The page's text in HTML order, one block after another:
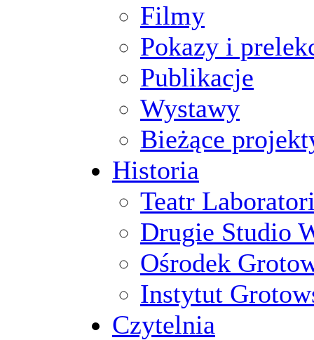
Filmy
Pokazy i
Publikacje
Wystawy
Bieżące
Historia
Teatr
Drugie Studio
Ośrodek
Instytut
Czytelnia